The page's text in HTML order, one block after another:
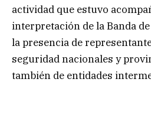
actividad que estuvo
interpretación de la Banda
la presencia de
seguridad nacionales y
también de entidades